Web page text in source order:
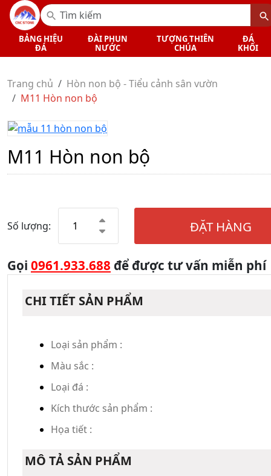
BẢNG HIỆU
ĐÁ
ĐÀI PHUN
NƯỚC
TƯỢNG THIÊN
CHÚA
ĐÁ
KHỐI
Trang chủ
Hòn non bộ - Tiểu cảnh sân vườn
M11 Hòn non bộ
M11 Hòn non bộ
Số lượng: ĐẶT HÀNG
Gọi 0961.933.688 để được tư vấn miễn phí
CHI TIẾT SẢN PHẨM
Loại sản phẩm :
Màu sắc :
Loại đá :
Kích thước sản phẩm :
Họa tiết :
MÔ TẢ SẢN PHẨM